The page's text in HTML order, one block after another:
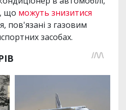
що можуть знизитися
пов'язані з газовим
засобах.